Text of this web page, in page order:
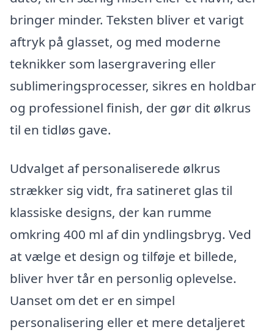
bringer minder. Teksten bliver et varigt
aftryk på glasset, og med moderne
teknikker som lasergravering eller
sublimeringsprocesser, sikres en holdbar
og professionel finish, der gør dit ølkrus
til en tidløs gave.
Udvalget af personaliserede ølkrus
strækker sig vidt, fra satineret glas til
klassiske designs, der kan rumme
omkring 400 ml af din yndlingsbryg. Ved
at vælge et design og tilføje et billede,
bliver hver tår en personlig oplevelse.
Uanset om det er en simpel
personalisering eller et mere detaljeret